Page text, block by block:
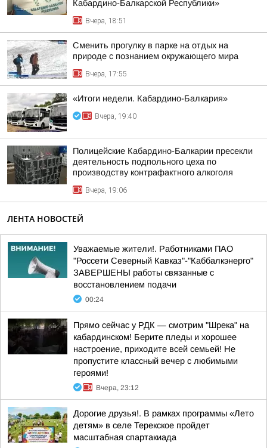
Кабардино-Балкарской Республики»
Вчера, 18:51
Сменить прогулку в парке на отдых на
природе с познанием окружающего мира
Вчера, 17:55
«Итоги недели. Кабардино-Балкария»
Вчера, 19:40
Полицейские Кабардино-Балкарии пресекли
деятельность подпольного цеха по
производству контрафактного алкоголя
Вчера, 19:06
ЛЕНТА НОВОСТЕЙ
Уважаемые жители!. Работниками ПАО
"Россети Северный Кавказ"-"Каббалкэнерго"
ЗАВЕРШЕНЫ работы связанные с
восстановлением подачи
00:24
Прямо сейчас у РДК — смотрим "Шрека" на
кабардинском! Берите пледы и хорошее
настроение, приходите всей семьей! Не
пропустите классный вечер с любимыми
героями!
Вчера, 23:12
Дорогие друзья!. В рамках программы «Лето
детям» в селе Терекское пройдет
масштабная спартакиада